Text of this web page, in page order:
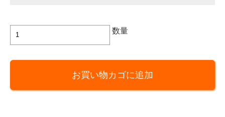
数量
TOTO
GG-
お買い物カゴに追加